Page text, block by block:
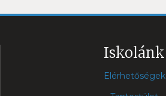
Iskolánk
Elérhetőségek